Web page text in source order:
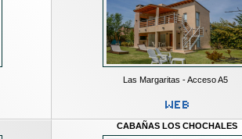
Las Margaritas - Acceso A5
CABAÑAS LOS CHOCHALES